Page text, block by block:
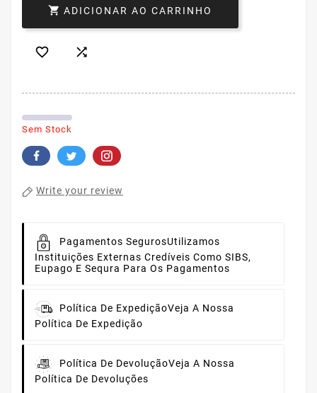
 ADICIONAR AO CARRINHO
 
Sem Stock
Write your review
Pagamentos SegurosUtilizamos
Instituições Externas Credíveis Como SIBS,
Eupago E Sequra Para Os Pagamentos
Política De ExpediçãoVeja A Nossa
Política De Expedição
Política De DevoluçãoVeja A Nossa
Política De Devoluções